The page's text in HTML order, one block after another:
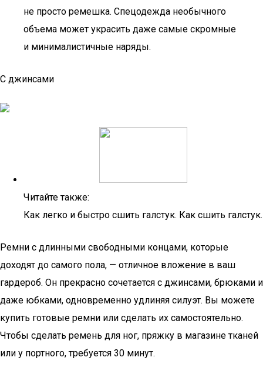
не просто ремешка. Спецодежда необычного
объема может украсить даже самые скромные
и минималистичные наряды.
С джинсами
Читайте также:
Как легко и быстро сшить галстук. Как сшить галстук.
Ремни с длинными свободными концами, которые
доходят до самого пола, — отличное вложение в ваш
гардероб. Он прекрасно сочетается с джинсами, брюками и
даже юбками, одновременно удлиняя силуэт. Вы можете
купить готовые ремни или сделать их самостоятельно.
Чтобы сделать ремень для ног, пряжку в магазине тканей
или у портного, требуется 30 минут.